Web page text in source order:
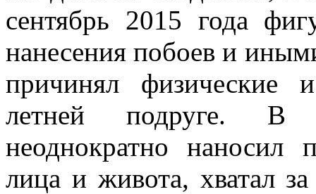
сентябрь 2015 года
нанесения побоев и
причинял физические
летней подруге. В
неоднократно наносил
лица и живота, хватал